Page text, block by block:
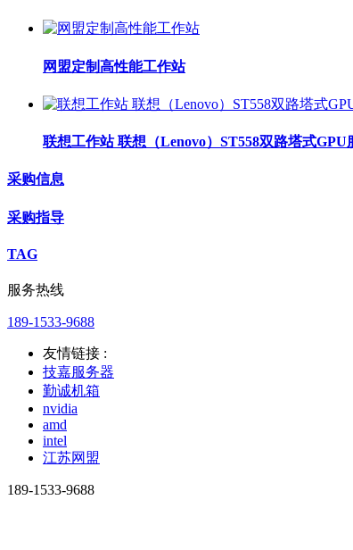
网盟定制高性能工作站
联想工作站 联想（Lenovo）ST558双路塔式
采购信息
采购指导
TAG
服务热线
189-1533-9688
友情链接 :
技嘉服务器
勤诚机箱
nvidia
amd
intel
江苏网盟
189-1533-9688